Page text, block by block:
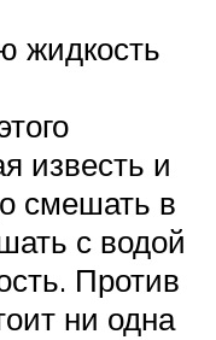
жидкость
известь и
смешать в
с водой
Против
ни одна